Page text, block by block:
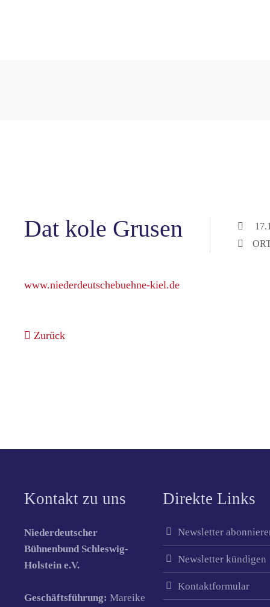
Dat kole Grusen
www.niederdeutschebuehne-kiel.de
Zurück
Kontakt zu uns
Niederdeutscher
Bühnenbund Schleswig-
Holstein e.V.
Geschäftsführung:Mareike
Direkte Links
Newsletter
Newsletter kündigen
Kontaktformular